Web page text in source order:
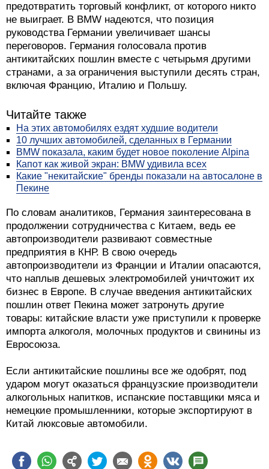
предотвратить торговый конфликт, от которого никто
не выиграет. В BMW надеются, что позиция
руководства Германии увеличивает шансы
переговоров. Германия голосовала против
антикитайских пошлин вместе с четырьмя другими
странами, а за ограничения выступили десять стран,
включая Францию, Италию и Польшу.
Читайте также
На этих автомобилях ездят худшие водители
10 лучших автомобилей, сделанных в Германии
BMW показала, каким будет новое поколение Alpina
Капот как живой экран: BMW удивила всех
Какие "некитайские" бренды показали на автосалоне в
Пекине
По словам аналитиков, Германия заинтересована в
продолжении сотрудничества с Китаем, ведь ее
автопроизводители развивают совместные
предприятия в КНР. В свою очередь
автопроизводители из Франции и Италии опасаются,
что наплыв дешевых электромобилей уничтожит их
бизнес в Европе. В случае введения антикитайских
пошлин ответ Пекина может затронуть другие
товары: китайские власти уже приступили к проверке
импорта алкоголя, молочных продуктов и свинины из
Евросоюза.
Если антикитайские пошлины все же одобрят, под
ударом могут оказаться французские производители
алкогольных напитков, испанские поставщики мяса и
немецкие промышленники, которые экспортируют в
Китай люксовые автомобили.